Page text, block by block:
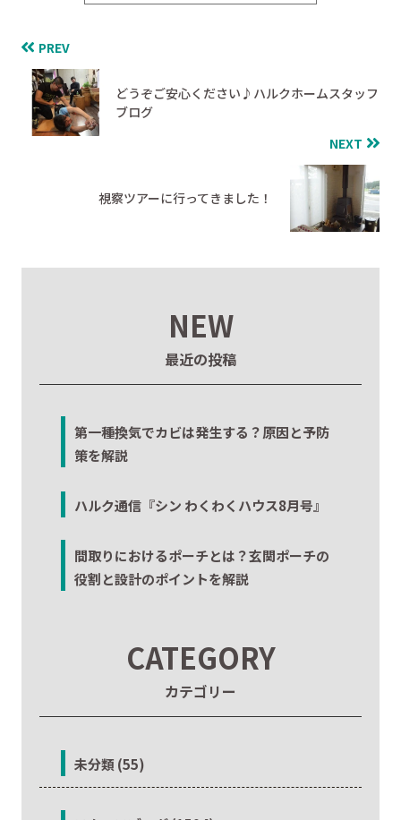
PREV
どうぞご安心ください♪ハルクホームスタッフ
ブログ
NEXT
視察ツアーに行ってきました！
NEW
最近の投稿
第一種換気でカビは発生する？原因と予防
策を解説
ハルク通信『シン わくわくハウス8月号』
間取りにおけるポーチとは？玄関ポーチの
役割と設計のポイントを解説
CATEGORY
カテゴリー
未分類 (55)